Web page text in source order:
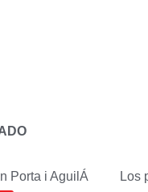
Porta i AguilÁ Los